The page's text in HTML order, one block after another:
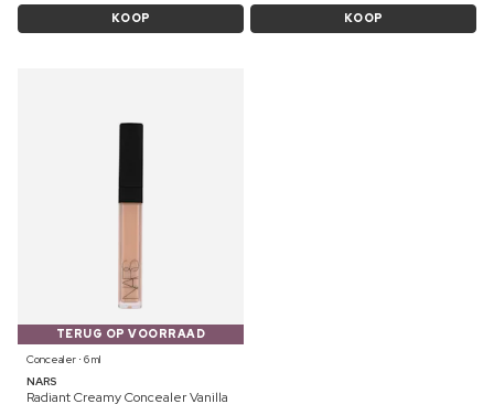
KOOP KOOP
TERUG OP VOORRAAD
Concealer ⋅ 6 ml
NARS
Radiant Creamy Concealer Vanilla